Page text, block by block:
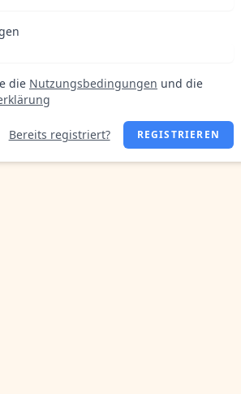
die Nutzungsbedingungen und die
Bereits registriert? REGISTRIEREN